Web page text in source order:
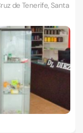
de Tenerife, Santa